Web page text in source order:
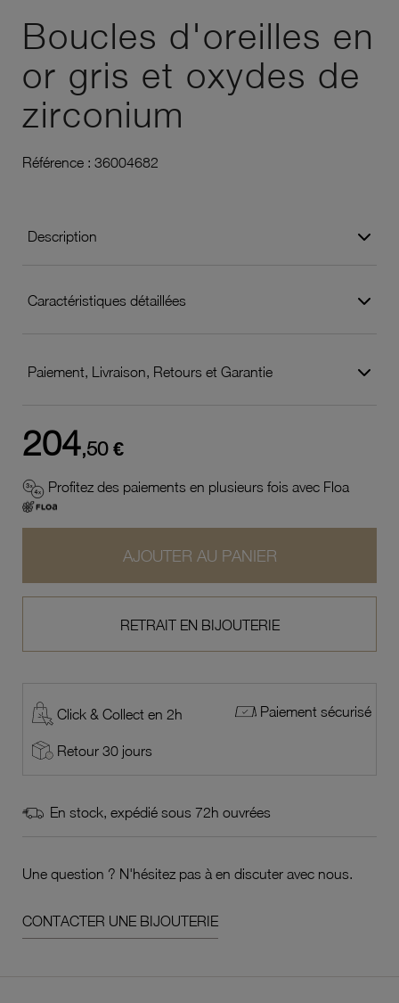
Boucles d'oreilles en
or gris et oxydes de
zirconium
Référence : 36004682
Description
Caractéristiques détaillées
Paiement, Livraison, Retours et Garantie
204,50 €
Profitez des paiements en plusieurs fois avec Floa
AJOUTER AU PANIER
RETRAIT EN BIJOUTERIE
Click & Collect en 2h Paiement sécurisé
Retour 30 jours
En stock, expédié sous 72h ouvrées
Une question ? N'hésitez pas à en discuter avec nous.
CONTACTER UNE BIJOUTERIE